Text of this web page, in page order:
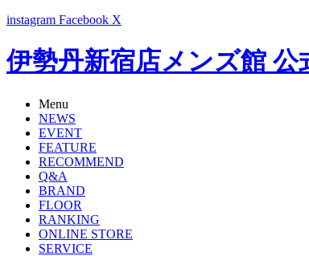
instagram Facebook X
伊勢丹新宿店メンズ館
Menu
NEWS
EVENT
FEATURE
RECOMMEND
Q&A
BRAND
FLOOR
RANKING
ONLINE STORE
SERVICE